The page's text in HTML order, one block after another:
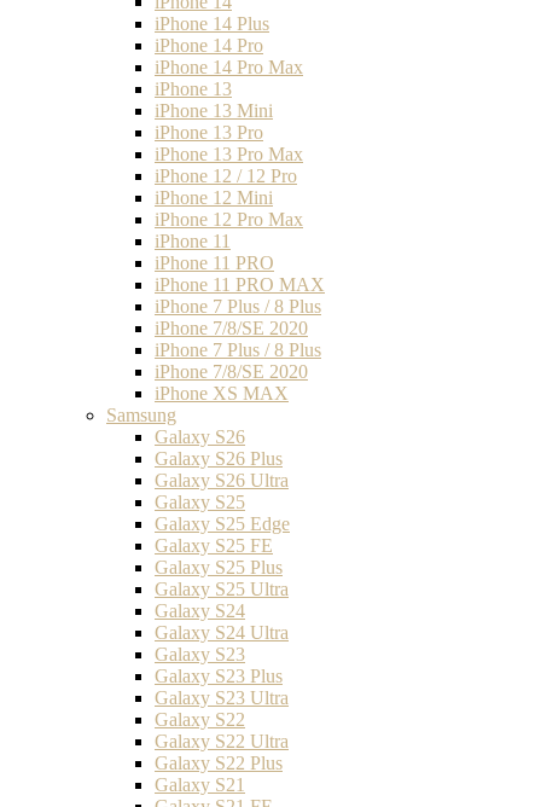
iPhone 14 Plus
iPhone 14 Pro
iPhone 14 Pro Max
iPhone 13
iPhone 13 Mini
iPhone 13 Pro
iPhone 13 Pro Max
iPhone 12 / 12 Pro
iPhone 12 Mini
iPhone 12 Pro Max
iPhone 11
iPhone 11 PRO
iPhone 11 PRO MAX
iPhone 7 Plus / 8 Plus
iPhone 7/8/SE 2020
iPhone 7 Plus / 8 Plus
iPhone 7/8/SE 2020
iPhone XS MAX
Samsung
Galaxy S26
Galaxy S26 Plus
Galaxy S26 Ultra
Galaxy S25
Galaxy S25 Edge
Galaxy S25 FE
Galaxy S25 Plus
Galaxy S25 Ultra
Galaxy S24
Galaxy S24 Ultra
Galaxy S23
Galaxy S23 Plus
Galaxy S23 Ultra
Galaxy S22
Galaxy S22 Ultra
Galaxy S22 Plus
Galaxy S21